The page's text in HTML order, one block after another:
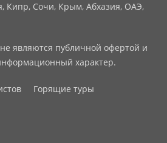
Кипр, Сочи, Крым, Абхазия, ОАЭ,
являются публичной офертой и
характер.
Горящие туры